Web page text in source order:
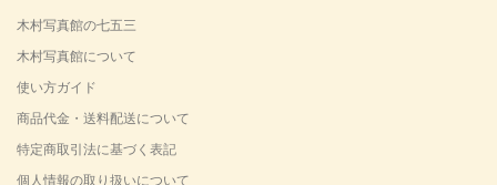
木村写真館の七五三
木村写真館について
使い方ガイド
商品代金・送料配送について
特定商取引法に基づく表記
個人情報の取り扱いについて